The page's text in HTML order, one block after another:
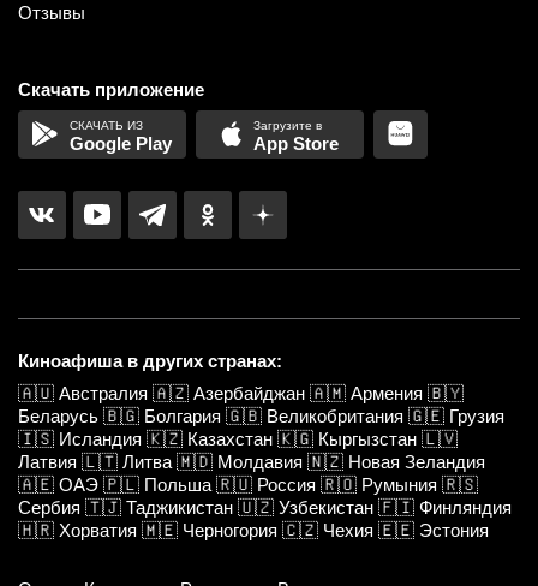
Отзывы
Скачать приложение
Google Play App Store
Киноафиша в других странах:
🇦🇺 Австралия 🇦🇿 Азербайджан 🇦🇲 Армения 🇧🇾
Беларусь 🇧🇬 Болгария 🇬🇧 Великобритания 🇬🇪 Грузия
🇮🇸 Исландия 🇰🇿 Казахстан 🇰🇬 Кыргызстан 🇱🇻
Латвия 🇱🇹 Литва 🇲🇩 Молдавия 🇳🇿 Новая Зеландия
🇦🇪 ОАЭ 🇵🇱 Польша 🇷🇺 Россия 🇷🇴 Румыния 🇷🇸
Сербия 🇹🇯 Таджикистан 🇺🇿 Узбекистан 🇫🇮 Финляндия
🇭🇷 Хорватия 🇲🇪 Черногория 🇨🇿 Чехия 🇪🇪 Эстония